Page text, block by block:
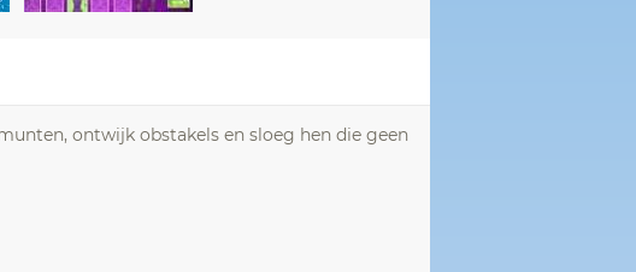
ontwijk obstakels en sloeg hen die geen